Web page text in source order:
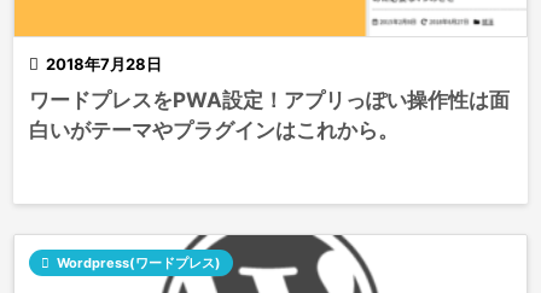
 2018年7月28日
ワードプレスをPWA設定！アプリっぽい操作性は面
白いがテーマやプラグインはこれから。
 Wordpress(ワードプレス)